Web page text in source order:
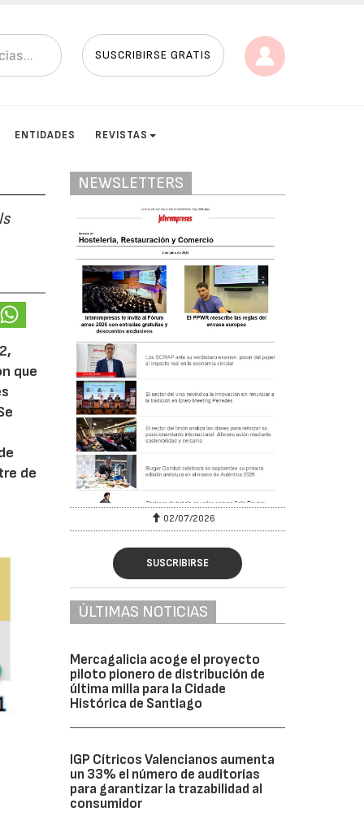
SUSCRIBIRSE GRATIS
ENTIDADES REVISTAS
que
de
NEWSLETTERS
02/07/2026
SUSCRIBIRSE
ÚLTIMAS NOTICIAS
Mercagalicia acoge el proyecto
piloto pionero de distribución de
última milla para la Cidade
Histórica de Santiago
IGP Cítricos Valencianos aumenta
un 33% el número de auditorías
para garantizar la trazabilidad al
consumidor